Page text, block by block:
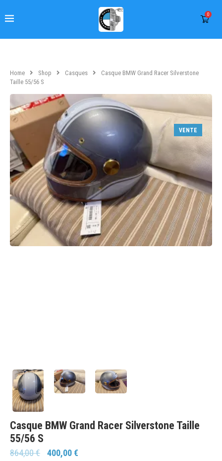
0
Home Shop Casques
Casque BMW Grand Racer Silverstone
Taille 55/56 S
VENTE
Casque BMW Grand Racer Silverstone Taille
55/56 S
864,00€ 400,00€